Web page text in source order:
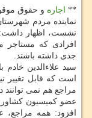
** اجاره و حقوق
نماینده مردم
نشست، اظهار
افرادی كه مستاجر
جدی داشته باشند.
سید علاءالدین
است كه قابل
مراجع هم نمی توانند
عضو كمیسیون
افزود: همه مراجع،